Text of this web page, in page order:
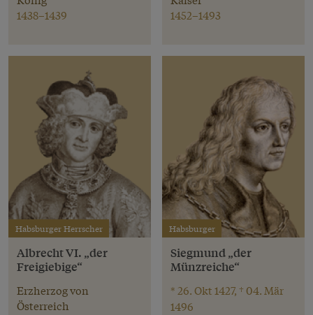
1438–1439
1452–1493
Habsburger Herrscher
Albrecht VI. „der
Freigiebige“
Erzherzog von
Österreich
Habsburger
Siegmund „der
Münzreiche“
* 26. Okt 1427, † 04. Mär
1496